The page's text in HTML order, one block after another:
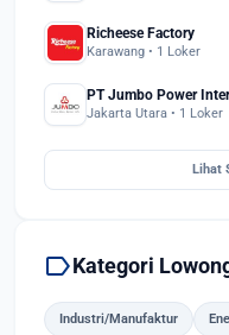
Richeese Factory
Karawang • 1 Loker
PT Jumbo Power
Jakarta Utara • 1 Loker
Lihat
labelKategori
Industri/Manufaktur